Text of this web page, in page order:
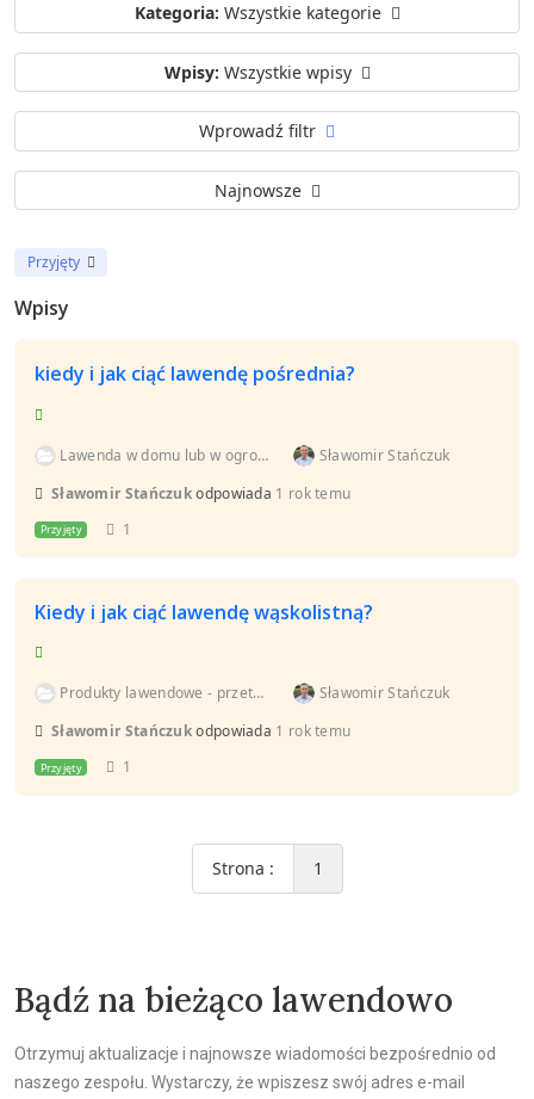
Kategoria: Wszystkie kategorie
Wpisy: Wszystkie wpisy
Wprowadź filtr
Najnowsze
Przyjęty
Wpisy
kiedy i jak ciąć lawendę pośrednia?
Lawenda w domu lub w ogrodzie - mikro i mała upraw...
Sławomir Stańczuk
Sławomir Stańczukodpowiada 1 rok temu
Przyjęty 1
Kiedy i jak ciąć lawendę wąskolistną?
Produkty lawendowe - przetwórstwo
Sławomir Stańczuk
Sławomir Stańczukodpowiada 1 rok temu
Przyjęty 1
Strona : 1
Bądź na bieżąco lawendowo
Otrzymuj aktualizacje i najnowsze wiadomości bezpośrednio od
naszego zespołu. Wystarczy, że wpiszesz swój adres e-mail